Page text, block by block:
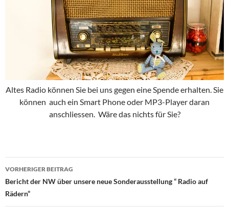
Altes Radio können Sie bei uns gegen eine Spende erhalten. Sie
können auch ein Smart Phone oder MP3-Player daran
anschliessen. Wäre das nichts für Sie?
Beitragsnavigation
VORHERIGER BEITRAG
Bericht der NW über unsere neue Sonderausstellung “ Radio auf
Rädern“